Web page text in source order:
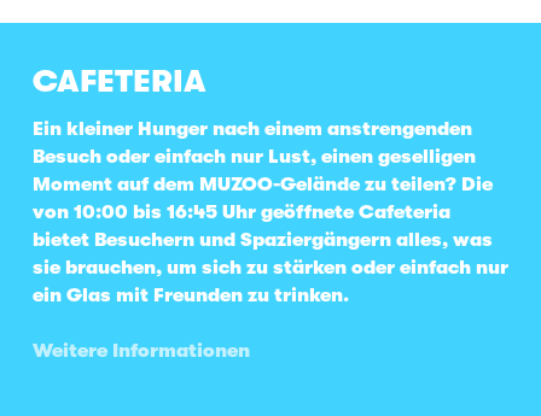
CAFETERIA
Ein kleiner Hunger nach einem anstrengenden
Besuch oder einfach nur Lust, einen geselligen
Moment auf dem MUZOO-Gelände zu teilen? Die
von 10:00 bis 16:45 Uhr geöffnete Cafeteria
bietet Besuchern und Spaziergängern alles, was
sie brauchen, um sich zu stärken oder einfach nur
ein Glas mit Freunden zu trinken.
Weitere Informationen